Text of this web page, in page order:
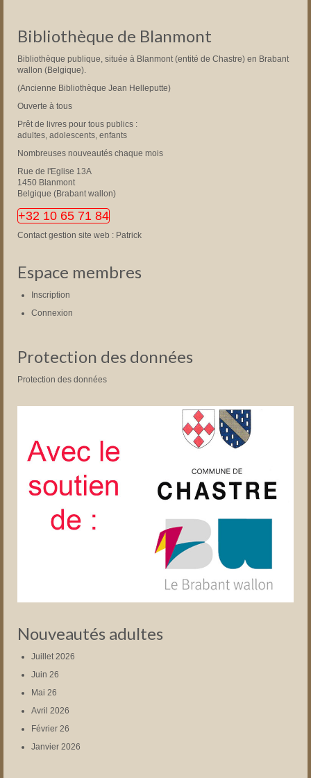
Bibliothèque de Blanmont
Bibliothèque publique, située à Blanmont (entité de Chastre) en Brabant
wallon (Belgique).
(Ancienne Bibliothèque Jean Helleputte)
Ouverte à tous
Prêt de livres pour tous publics :
adultes, adolescents, enfants
Nombreuses nouveautés chaque mois
Rue de l'Eglise 13A
1450 Blanmont
Belgique (Brabant wallon)
+32 10 65 71 84
Contact gestion site web : Patrick
Espace membres
Inscription
Connexion
Protection des données
Protection des données
Nouveautés adultes
Juillet 2026
Juin 26
Mai 26
Avril 2026
Février 26
Janvier 2026